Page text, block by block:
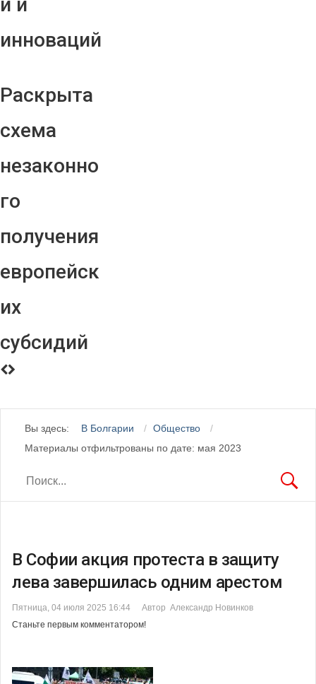
инноваций
Раскрыта
схема
незаконно
го
получения
европейск
их
субсидий
Вы здесь: В Болгарии
Общество
Материалы отфильтрованы по дате: мая 2023
В Софии акция протеста в защиту
лева завершилась одним арестом
Пятница, 04 июля 2025 16:44
Автор Александр Новинков
Станьте первым комментатором!